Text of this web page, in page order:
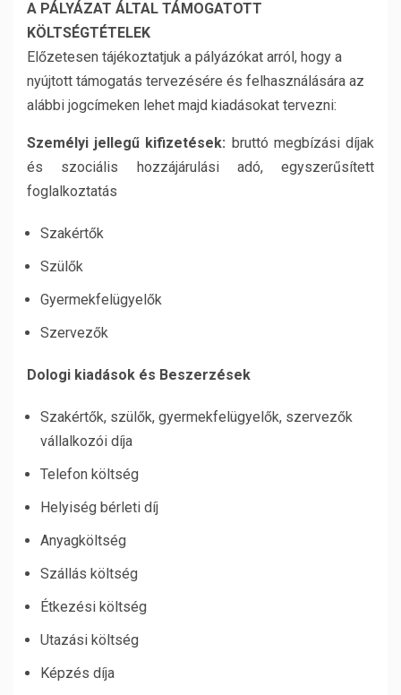
A PÁLYÁZAT ÁLTAL TÁMOGATOTT
KÖLTSÉGTÉTELEK
Előzetesen tájékoztatjuk a pályázókat arról, hogy a
nyújtott támogatás tervezésére és felhasználására az
alábbi jogcímeken lehet majd kiadásokat tervezni:
Személyi jellegű kifizetések: bruttó megbízási díjak
és szociális hozzájárulási adó, egyszerűsített
foglalkoztatás
Szakértők
Szülők
Gyermekfelügyelők
Szervezők
Dologi kiadások és Beszerzések
Szakértők, szülők, gyermekfelügyelők, szervezők
vállalkozói díja
Telefon költség
Helyiség bérleti díj
Anyagköltség
Szállás költség
Étkezési költség
Utazási költség
Képzés díja